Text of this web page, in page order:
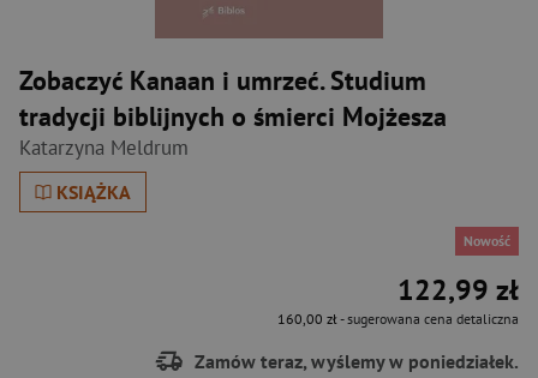
Zobaczyć Kanaan i umrzeć. Studium
tradycji biblijnych o śmierci Mojżesza
Katarzyna Meldrum
KSIĄŻKA
Nowość
122,99 zł
160,00 zł- sugerowana cena detaliczna
Zamów teraz, wyślemy w poniedziałek.